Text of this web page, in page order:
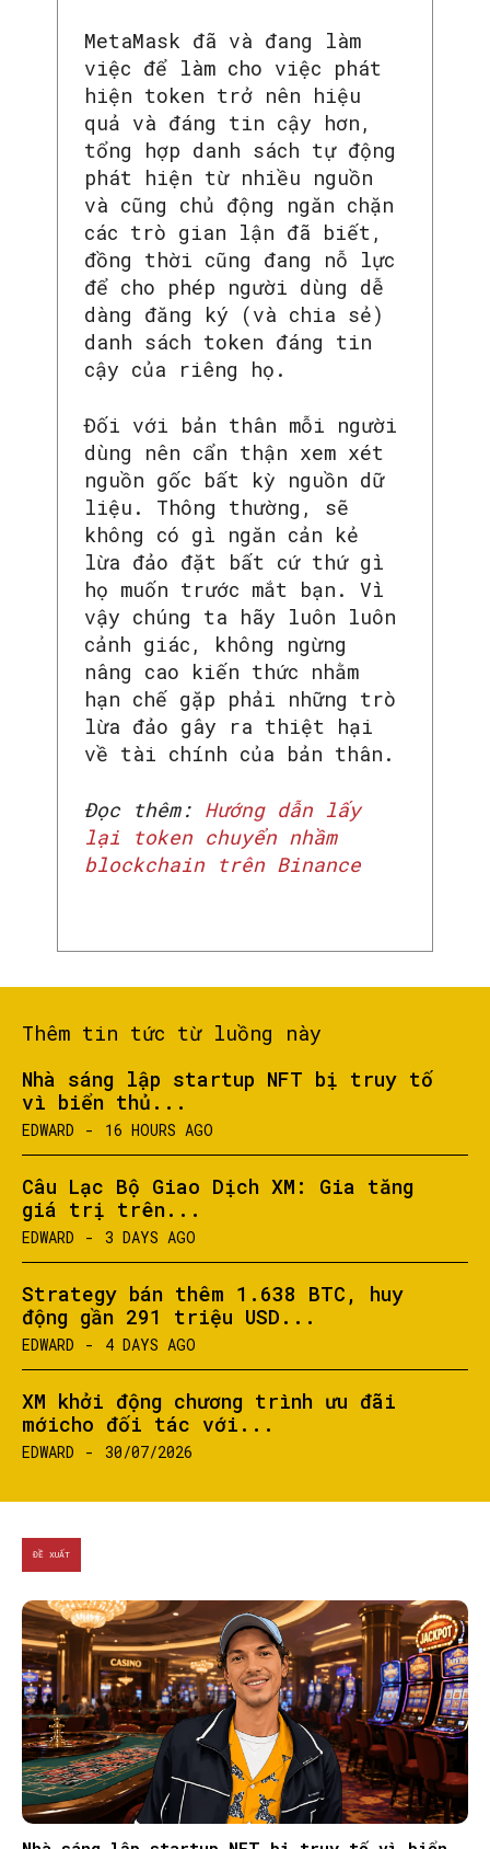
SEARCH...
MetaMask đã và đang làm
việc để làm cho việc phát
hiện token trở nên hiệu
quả và đáng tin cậy hơn,
tổng hợp danh sách tự động
phát hiện từ nhiều nguồn
và cũng chủ động ngăn chặn
các trò gian lận đã biết,
đồng thời cũng đang nỗ lực
để cho phép người dùng dễ
dàng đăng ký (và chia sẻ)
danh sách token đáng tin
cậy của riêng họ.
Đối với bản thân mỗi người
dùng nên cẩn thận xem xét
nguồn gốc bất kỳ nguồn dữ
liệu. Thông thường, sẽ
không có gì ngăn cản kẻ
lừa đảo đặt bất cứ thứ gì
họ muốn trước mắt bạn. Vì
vậy chúng ta hãy luôn luôn
cảnh giác, không ngừng
nâng cao kiến thức nhằm
hạn chế gặp phải những trò
lừa đảo gây ra thiệt hại
về tài chính của bản thân.
Đọc thêm: Hướng dẫn lấy
lại token chuyển nhầm
blockchain trên Binance
Thêm tin tức từ luồng này
Nhà sáng lập startup NFT bị truy tố
vì biển thủ...
EDWARD - 16 HOURS AGO
Câu Lạc Bộ Giao Dịch XM: Gia tăng
giá trị trên...
EDWARD - 3 DAYS AGO
Strategy bán thêm 1.638 BTC, huy
động gần 291 triệu USD...
EDWARD - 4 DAYS AGO
XM khởi động chương trình ưu đãi
mớicho đối tác với...
EDWARD - 30/07/2026
ĐỀ XUẤT